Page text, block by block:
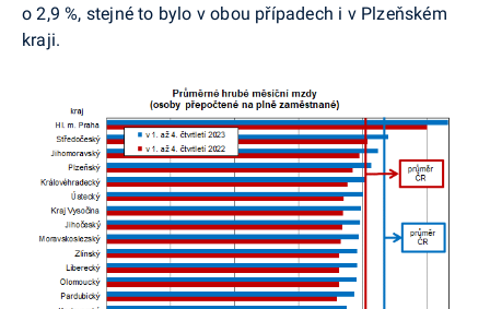
o 2,9 %, stejné to bylo v obou případech i v Plzeňském
kraji.